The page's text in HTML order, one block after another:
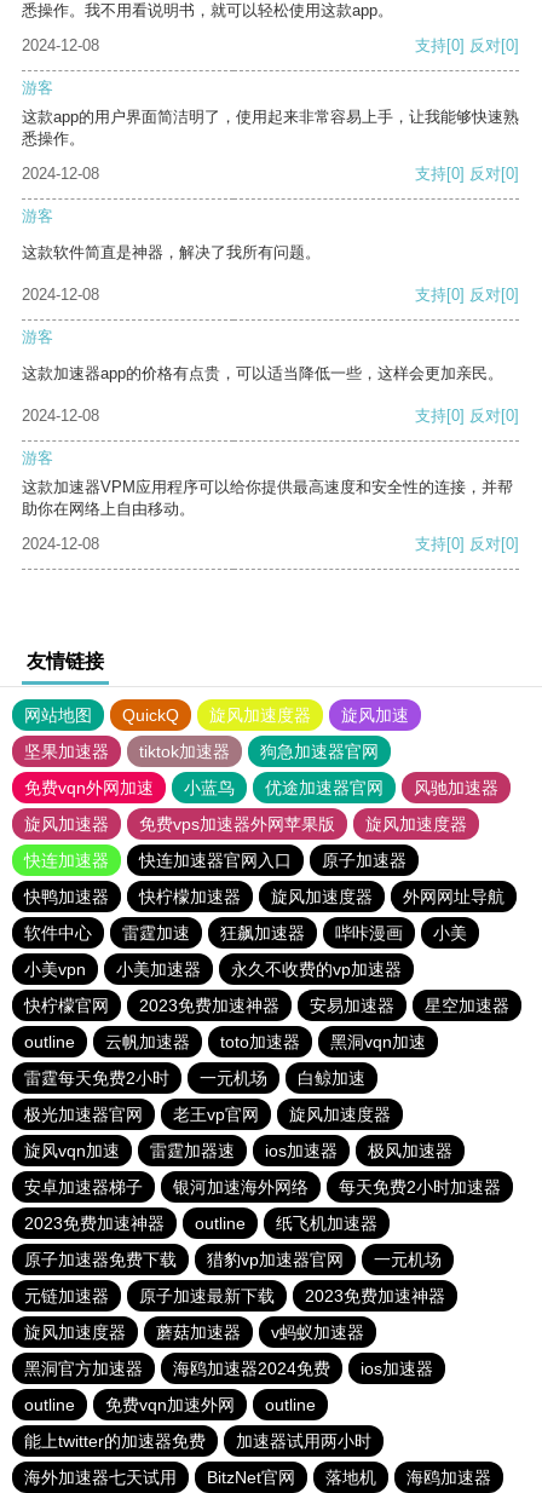
悉操作。我不用看说明书，就可以轻松使用这款app。
2024-12-08
支持[0] 反对[0]
游客
这款app的用户界面简洁明了，使用起来非常容易上手，让我能够快速熟
悉操作。
2024-12-08
支持[0] 反对[0]
游客
这款软件简直是神器，解决了我所有问题。
2024-12-08 支持[0] 反对[0]
游客
这款加速器app的价格有点贵，可以适当降低一些，这样会更加亲民。
2024-12-08 支持[0] 反对[0]
游客
这款加速器VPM应用程序可以给你提供最高速度和安全性的连接，并帮
助你在网络上自由移动。
2024-12-08
支持[0] 反对[0]
友情链接
网站地图 QuickQ 旋风加速度器
旋风加速
坚果加速器
tiktok加速器
狗急加速器官网
免费vqn外网加速
小蓝鸟 优途加速器官网
风驰加速器
旋风加速器
免费vps加速器外网苹果版
旋风加速度器
快连加速器
快连加速器官网入口
原子加速器
快鸭加速器
快柠檬加速器 旋风加速度器
外网网址导航
软件中心
雷霆加速 狂飙加速器 哔咔漫画
小美
小美vpn
小美加速器
永久不收费的vp加速器
快柠檬官网
2023免费加速神器 安易加速器
星空加速器
outline
云帆加速器 toto加速器
黑洞vqn加速
雷霆每天免费2小时
一元机场
白鲸加速
极光加速器官网
老王vp官网
旋风加速度器
旋风vqn加速
雷霆加器速 ios加速器
极风加速器
安卓加速器梯子
银河加速海外网络
每天免费2小时加速器
2023免费加速神器
outline
纸飞机加速器
原子加速器免费下载
猎豹vp加速器官网
一元机场
元链加速器
原子加速最新下载
2023免费加速神器
旋风加速度器
蘑菇加速器
v蚂蚁加速器
黑洞官方加速器
海鸥加速器2024免费
ios加速器
outline
免费vqn加速外网
outline
能上twitter的加速器免费
加速器试用两小时
海外加速器七天试用
BitzNet官网 落地机 海鸥加速器